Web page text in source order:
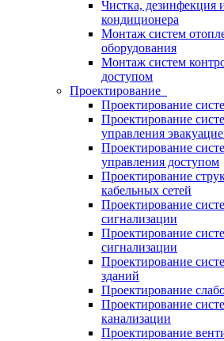
Чистка, дезинфекция
кондиционера
Монтаж систем
оборудования
Монтаж систем
доступом
Проектирование
Проектирование
Проектирование
управления
Проектирование
управления доступом
Проектирование
кабельных сетей
Проектирование
сигнализации
Проектирование
сигнализации
Проектирование
зданий
Проектирование
Проектирование
канализации
Проектирование